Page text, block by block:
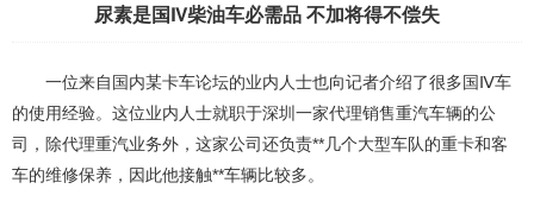
尿素是国Ⅳ柴油车必需品 不加将得不偿失
一位来自国内某卡车论坛的业内人士也向记者介绍了很多国Ⅳ车
的使用经验。这位业内人士就职于深圳一家代理销售重汽车辆的公
司，除代理重汽业务外，这家公司还负责**几个大型车队的重卡和客
车的维修保养，因此他接触**车辆比较多。